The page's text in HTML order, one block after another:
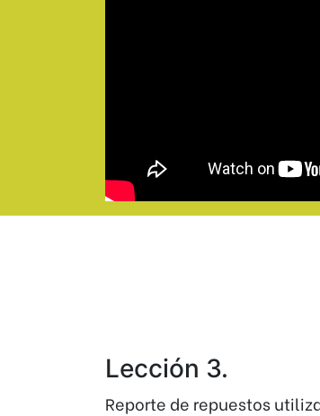
Lección 3.
Reporte de repuestos